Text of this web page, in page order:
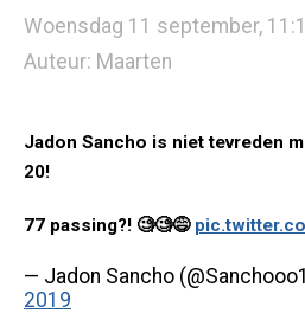
Woensdag 11 september,
Auteur: Maarten
Jadon Sancho is niet tevreden
20!
77 passing?! 🧐🧐😅
— Jadon Sancho
2019